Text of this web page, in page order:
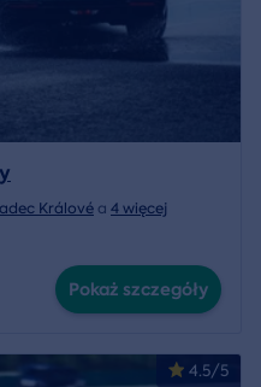
Králové a 4 więcej
Pokaż szczegóły
4.5/5